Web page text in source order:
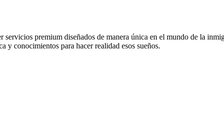
premium diseñados de manera única en el mundo de la
y conocimientos para hacer realidad esos sueños.